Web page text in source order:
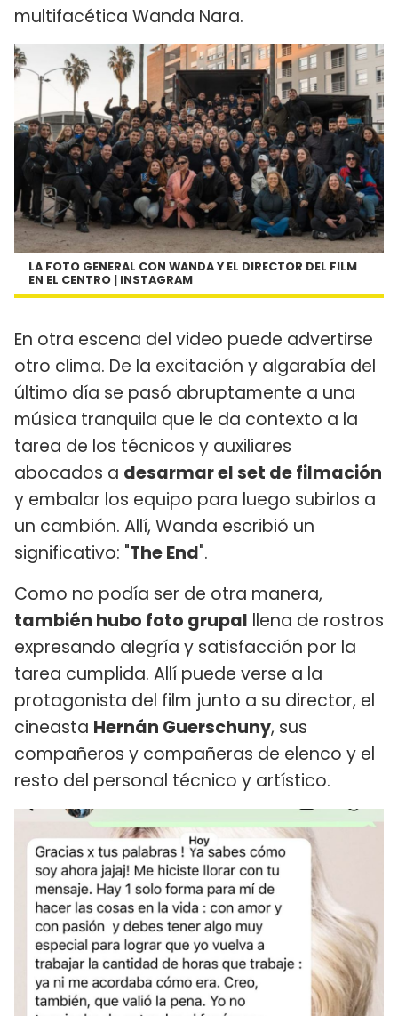
multifacética Wanda Nara.
LA FOTO GENERAL CON WANDA Y EL DIRECTOR DEL FILM
EN EL CENTRO | INSTAGRAM
En otra escena del video puede advertirse
otro clima. De la excitación y algarabía del
último día se pasó abruptamente a una
música tranquila que le da contexto a la
tarea de los técnicos y auxiliares
abocados a desarmar el set de filmación
y embalar los equipo para luego subirlos a
un cambión. Allí, Wanda escribió un
significativo: "The End".
Como no podía ser de otra manera,
también hubo foto grupal llena de rostros
expresando alegría y satisfacción por la
tarea cumplida. Allí puede verse a la
protagonista del film junto a su director, el
cineasta Hernán Guerschuny, sus
compañeros y compañeras de elenco y el
resto del personal técnico y artístico.